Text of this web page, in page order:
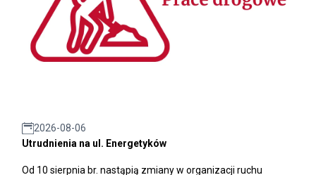
2026-08-06
Utrudnienia na ul. Energetyków
Od 10 sierpnia br. nastąpią zmiany w organizacji ruchu